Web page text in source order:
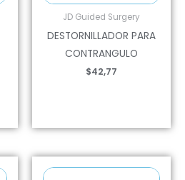
JD Guided Surgery
DESTORNILLADOR PARA
CONTRANGULO
$42,77